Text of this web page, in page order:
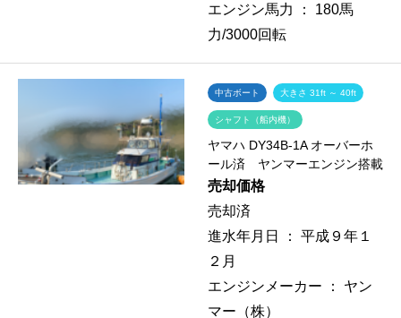
エンジン馬力 ： 180馬
力/3000回転
中古ボート 大きさ 31ft ～ 40ft
シャフト（船内機）
ヤマハ DY34B-1A オーバーホ
ール済 ヤンマーエンジン搭載
売却価格
売却済
進水年月日 ： 平成９年１
２月
エンジンメーカー ： ヤン
マー（株）